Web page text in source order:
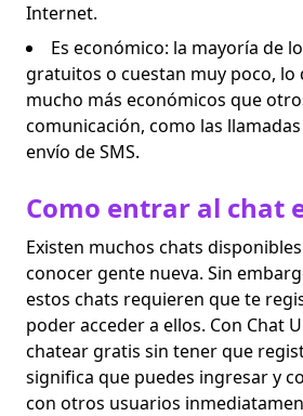
Internet.
Es económico: la mayoría de
gratuitos o cuestan muy poco, lo
mucho más económicos que
comunicación, como las
envío de SMS.
Como entrar al chat
Existen muchos chats
conocer gente nueva. Sin
estos chats requieren que te
poder acceder a ellos. Con Chat
chatear gratis sin tener que
significa que puedes ingresar y
con otros usuarios